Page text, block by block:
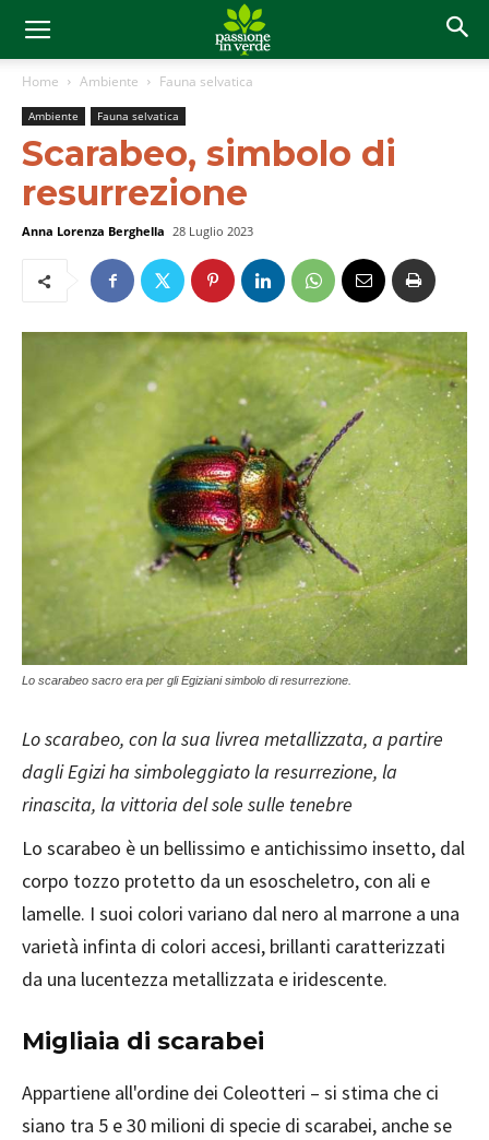
Home Ambiente Fauna selvatica
Ambiente Fauna selvatica
Scarabeo, simbolo di
resurrezione
Anna Lorenza Berghella 28 Luglio 2023
Lo scarabeo sacro era per gli Egiziani simbolo di resurrezione.
Lo scarabeo, con la sua livrea metallizzata, a partire
dagli Egizi ha simboleggiato la resurrezione, la
rinascita, la vittoria del sole sulle tenebre
Lo scarabeo è un bellissimo e antichissimo insetto, dal
corpo tozzo protetto da un esoscheletro, con ali e
lamelle. I suoi colori variano dal nero al marrone a una
varietà infinta di colori accesi, brillanti caratterizzati
da una lucentezza metallizzata e iridescente.
Migliaia di scarabei
Appartiene all'ordine dei Coleotteri – si stima che ci
siano tra 5 e 30 milioni di specie di scarabei, anche se